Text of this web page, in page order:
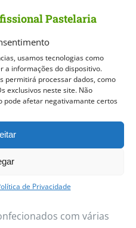
usamos tecnologias como
a informações do dispositivo.
permitirá processar dados, como
exclusivos neste site. Não
afetar negativamante certos
de Privacidade
Pastelaria
Pastelaria
Dos quentinhos e
de Nata aos
o curso de
permite
gama de produtos.
com várias